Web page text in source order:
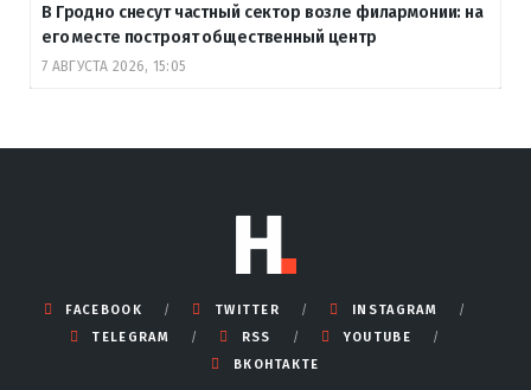
В Гродно снесут частный сектор возле филармонии: на
его месте построят общественный центр
7 АВГУСТА 2026, 15:05
FACEBOOK TWITTER
INSTAGRAM
TELEGRAM
RSS
YOUTUBE
ВКОНТАКТЕ